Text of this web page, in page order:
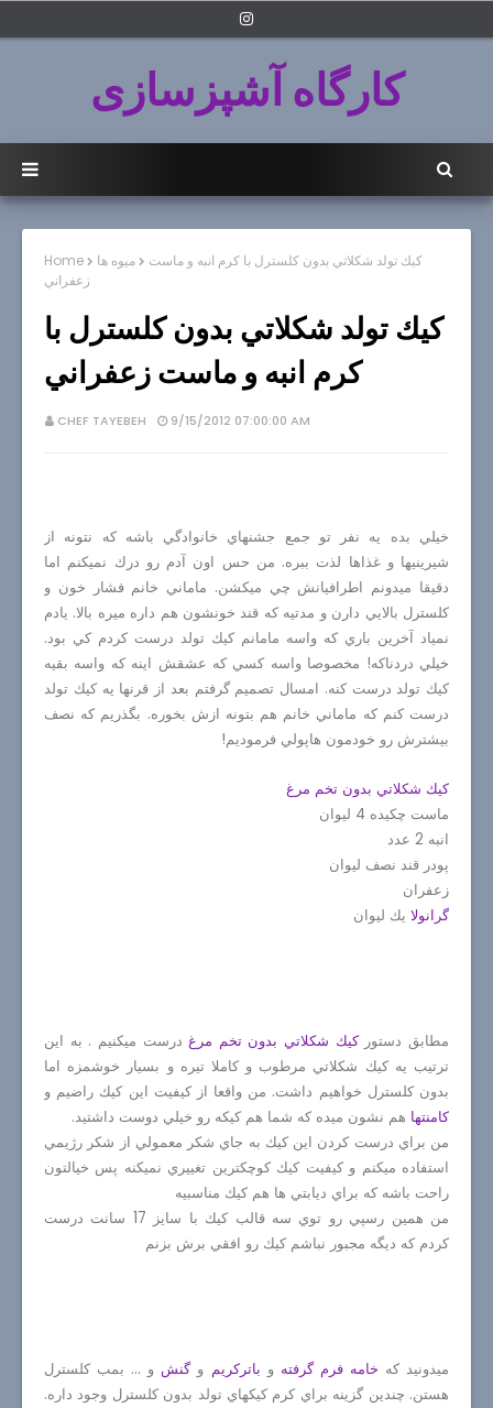
کارگاه آشپزسازی
Home میوه ها
كيك تولد شكلاتي بدون كلسترل با كرم انبه و ماست
زعفراني
كيك تولد شكلاتي بدون كلسترل با
كرم انبه و ماست زعفراني
CHEF TAYEBEH 9/15/2012 07:00:00 AM
خيلي بده يه نفر تو جمع جشنهاي خانوادگي باشه كه نتونه از
شيرينيها و غذاها لذت ببره. من حس اون آدم رو درك نميكنم اما
دقيقا ميدونم اطرافيانش چي ميكشن. ماماني خانم فشار خون و
كلسترل بالايي دارن و مدتيه كه قند خونشون هم داره ميره بالا. يادم
نمياد آخرين باري كه واسه مامانم كيك تولد درست كردم كي بود.
خيلي دردناكه! مخصوصا واسه كسي كه عشقش اينه كه واسه بقيه
كيك تولد درست كنه. امسال تصميم گرفتم بعد از قرنها يه كيك تولد
درست كنم كه ماماني خانم هم بتونه ازش بخوره. بگذريم كه نصف
بيشترش رو خودمون هاپولي فرموديم!
كيك شكلاتي بدون تخم مرغ
ماست چكيده 4 ليوان
انبه 2 عدد
پودر قند نصف ليوان
زعفران
گرانولا يك ليوان
مطابق دستوركيك شكلاتي بدون تخم مرغدرست ميكنيم . به اين
ترتيب يه كيك شكلاتي مرطوب و كاملا تيره و بسيار خوشمزه اما
بدون كلسترل خواهيم داشت. من واقعا از كيفيت اين كيك راضيم و
كامنتها هم نشون ميده كه شما هم كيكه رو خيلي دوست داشتيد.
من براي درست كردن اين كيك به جاي شكر معمولي از شكر رژيمي
استفاده ميكنم و كيفيت كيك كوچكترين تغييري نميكنه پس خيالتون
راحت باشه كه براي ديابتي ها هم كيك مناسبيه
من همين رسپي رو توي سه قالب كيك با سايز 17 سانت درست
كردم كه ديگه مجبور نباشم كيك رو افقي برش بزنم
ميدونيد كه خامه فرم گرفته و باتركريم وگنشو ... بمب كلسترل
هستن. چندين گزينه براي كرم كيكهاي تولد بدون كلسترل وجود داره.